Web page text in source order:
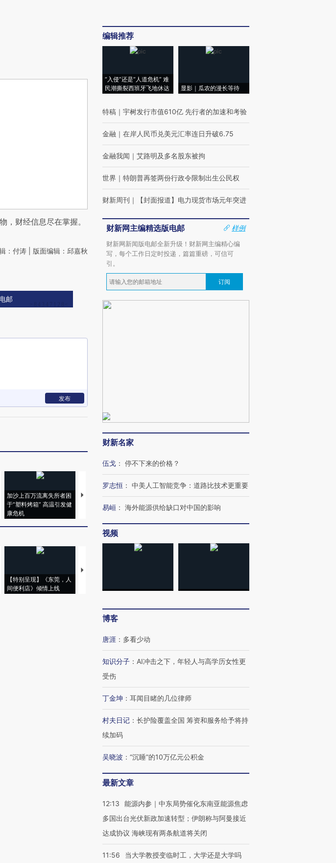
，财经信息尽在掌握。
：付涛 | 版面编辑：邱嘉秋
邮
发布
加沙上百万流离失所者困
于“塑料烤箱” 高温引发健
康危机
视线｜HYROX的吸金
术：是什么让中产们甘
心“花钱找虐”？
马航飞行员跨国走私7万
粒摇头丸 尿检体内含3种
毒品
视线｜被称为“蟑螂”的印
【特别呈现】《东莞，人
间便利店》倾情上线
【推广】走进第四届链博
有意思的生活方式·第三对
住三大增长引擎是什么？
编辑推荐
“入侵”还是“人道危机” 难
民潮撕裂西班牙飞地休达
显影｜瓜农的漫长等待
特稿 ｜ 宇树发行市值610亿 先行者的加速和考验
金融 ｜ 在岸人民币兑美元汇率连日升破6.75
金融我闻 ｜ 艾路明及多名股东被拘
世界 ｜ 特朗普再签两份行政令限制出生公民权
财新周刊 ｜ 【封面报道】电力现货市场元年突进
财新网主编精选版电邮
样例
财新网新闻版电邮全新升级！财新网主编精心编
写，每个工作日定时投递，篇篇重磅，可信可
引。
订阅
财新名家
伍戈 ： 停不下来的价格？
罗志恒 ： 中美人工智能竞争：道路比技术更重要
易峘 ： 海外能源供给缺口对中国的影响
视频
博客
唐涯 ： 多看少动
知识分子 ： AI冲击之下，年轻人与高学历女性更
受伤
丁金坤 ： 耳闻目睹的几位律师
村夫日记 ： 长护险覆盖全国 筹资和服务给予将持
续加码
吴晓波 ： “沉睡”的10万亿元公积金
最新文章
12:13
能源内参｜中东局势催化东南亚能源焦虑
多国出台光伏新政加速转型；伊朗称与阿曼接近
达成协议 海峡现有两条航道将关闭
11:56 当大学教授变临时工，大学还是大学吗